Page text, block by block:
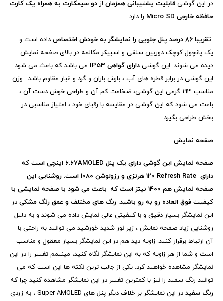
در این گوشی قابلیت پشتیبانی همزمان از دو سیمکارت به همراه یک کارت
حافظه خارجی Micro SD را دارد.
تقریبا 86 درصد پنل جلویی را نمایشگر به خودش اختصاص
داده است و
یک پانچول کوچک دوربین سلفی و اسپیکر مکالمه در بالای صفحه نمایش
دیده می شوند. این گوشی دارای گواهی IP53 می باشد که باعث می شود
این گوشی در برابر قطره های آب ، بارش باران و گرد و غبار مقاوم باشد . وزن
مناسب 193 گرمی این گوشی، ضخامت کم آن و طراحی خوش دست آن ،
باعث می شود که این گوشی در مقایسه با رقبای خود ، امتیاز مناسبی در
بخش طراحی بگیرد.
صفحه نمایش
صفحه نمایش این گوشی دارای یک پنل AMOLED
6.67 اینچی است که
دارای Refresh Rate
120 هرتزی و رزولوشن 1080 است. روشنایی این
صفحه نمایش هم 1400 نیتز است که باعث می شود با صفحه نمایشی با
کیفیت فوق العاده رو به رو باشید. رنگ های مختلف و عمق رنگ مشکی در
این نمایشگر بسیار دقیق و با کیفیتی عالی نمایش داده می شوند و به دلیل
روشنایی زیاد صفحه نمایش ، زیر نور شدید خورشید می توانید به راحتی با
آن ارتباط برقرار کنید. زاویه دید هم در این نمایشگر بسیار معقول و مناسب
است و شما از هر زاویه که به این نمایشگر نگاه کنید، مینیمم تغییر را در این
نمایشگر مشاهده خواهید کرد. یکی از جالب ترین نکته ها این است که می
توانید رنگ سفید را نیز با کمترین تغییر در این نمایشگر مشاهده کنید چرا که
رنگ سفید در این نمایشگر بر خلاف دیگر پنل های Super AMOLED ، به زردی